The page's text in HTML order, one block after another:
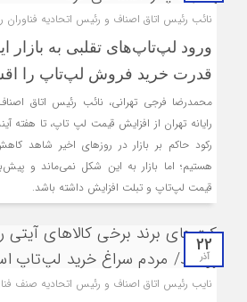
نائب رئیس اتاق اصناف و رئیس اتحادیه فناوران
ورود لپ‌تاپ‌های تقلبی به بازار
قدرت خرید فروش لپ‌تاپ را
محمدرضا فرجی تهرانی، نائب رئیس اتاق
رایانه تهران از افزایش قیمت لپ تاپ، تا هفته
رکود حاکم بر بازار در روزهای اخیر شاهد
هستیم؛ اما بازار به این شکل نمی‌ماند و
قیمت لپ‌تاپ و تبلت افزایش داشته باشد.
22
آذر
نایب رئیس اتاق اصناف و رئیس اتحادیه صنف